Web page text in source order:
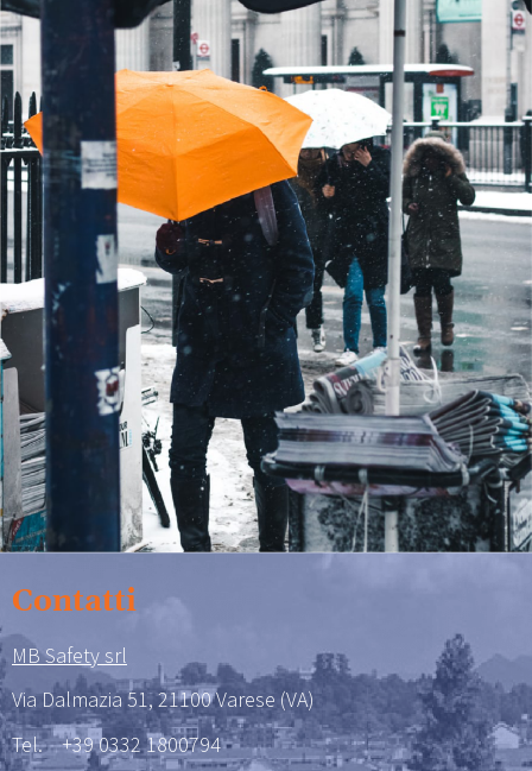
Contatti
MB Safety srl
Via Dalmazia 51, 21100 Varese (VA)
Tel.+39 0332 1800794